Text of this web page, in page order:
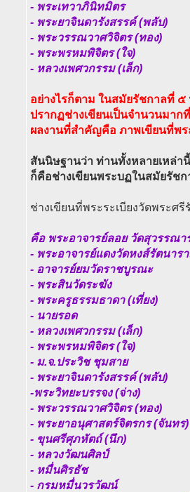
- พระเทวาภินิทมิตร
- พระยาจินดารังสรรค์ (พลับ)
- พระวรรณวาศวิจิตร (ทอง)
- พระพรหมพิจิตร (ใจ)
- หลวงเพศวกรรม (เล็ก)
อย่างไรก็ตาม ในสมัยรัชกาลที่ ๕
ปรากฏช่างเขียนเป็นจำนวนมาก
ผลงานที่สำคัญคือ ภาพเขียนที่พร
สันนิษฐานว่า ท่านทั้งหลายเหล่านี้
ก็คือช่างเขียนพระบฏในสมัยรัช
ช่างเขียนที่พระระเบียงวัดพระศ
คือ พระอาจารย์ลอย วัดสุวรรณา
- พระอาจารย์แดงวัดหงส์รัตนาร
- อาจารย์ยมวัดราชบูรณะ
- พระสินวัดระฆัง
- พระครูธรรมธาดา (เที่ยง)
- นายรอด
- หลวงเพศวกรรม (เล็ก)
- พระพรหมพิจิตร (ใจ)
- ม.จ.ประวิช ชุมสาย
- พระยาจินดารังสรรค์ (พลับ)
-พระวิทยะบรรจง (จ่าง)
- พระวรรณวาศวิจิตร (ทอง)
- พระยาอนุศาสตร์จิตรกร (จันทร)
- ขุนศรีศุภหัตถ์ (นึก)
- หลวงวัฒนศิลป์
- หมื่นศิรธัช
- กรมหมื่นวรวัฒน์